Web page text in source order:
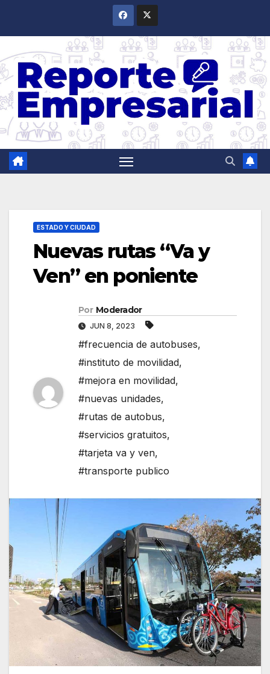
ESTADO Y CIUDAD
Nuevas rutas “Va y
Ven” en poniente
Por Moderador
JUN 8, 2023
#frecuencia de autobuses,
#instituto de movilidad,
#mejora en movilidad,
#nuevas unidades,
#rutas de autobus,
#servicios gratuitos,
#tarjeta va y ven,
#transporte publico